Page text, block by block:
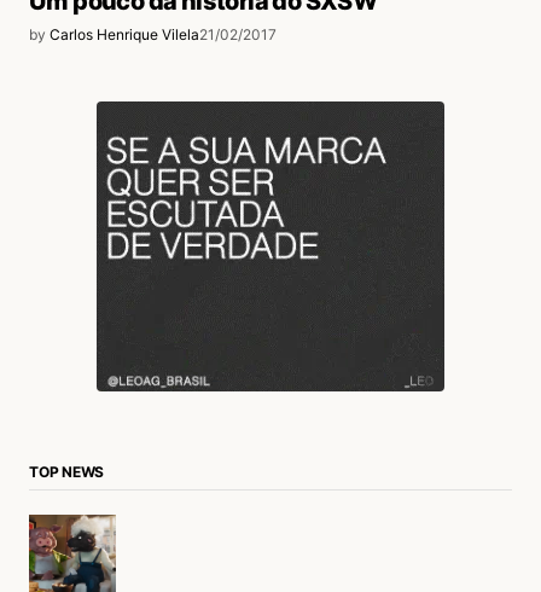
by Carlos Henrique Vilela21/02/2017
TOP NEWS